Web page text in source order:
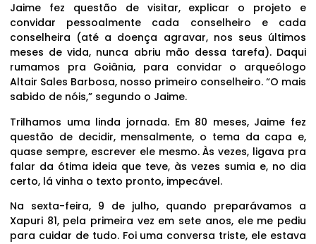
Jaime fez questão de visitar, explicar o projeto e
convidar pessoalmente cada conselheiro e cada
conselheira (até a doença agravar, nos seus últimos
meses de vida, nunca abriu mão dessa tarefa). Daqui
rumamos pra Goiânia, para convidar o arqueólogo
Altair Sales Barbosa, nosso primeiro conselheiro. “O mais
sabido de nóis,” segundo o Jaime.
Trilhamos uma linda jornada. Em 80 meses, Jaime fez
questão de decidir, mensalmente, o tema da capa e,
quase sempre, escrever ele mesmo. Às vezes, ligava pra
falar da ótima ideia que teve, às vezes sumia e, no dia
certo, lá vinha o texto pronto, impecável.
Na sexta-feira, 9 de julho, quando preparávamos a
Xapuri 81, pela primeira vez em sete anos, ele me pediu
para cuidar de tudo. Foi uma conversa triste, ele estava